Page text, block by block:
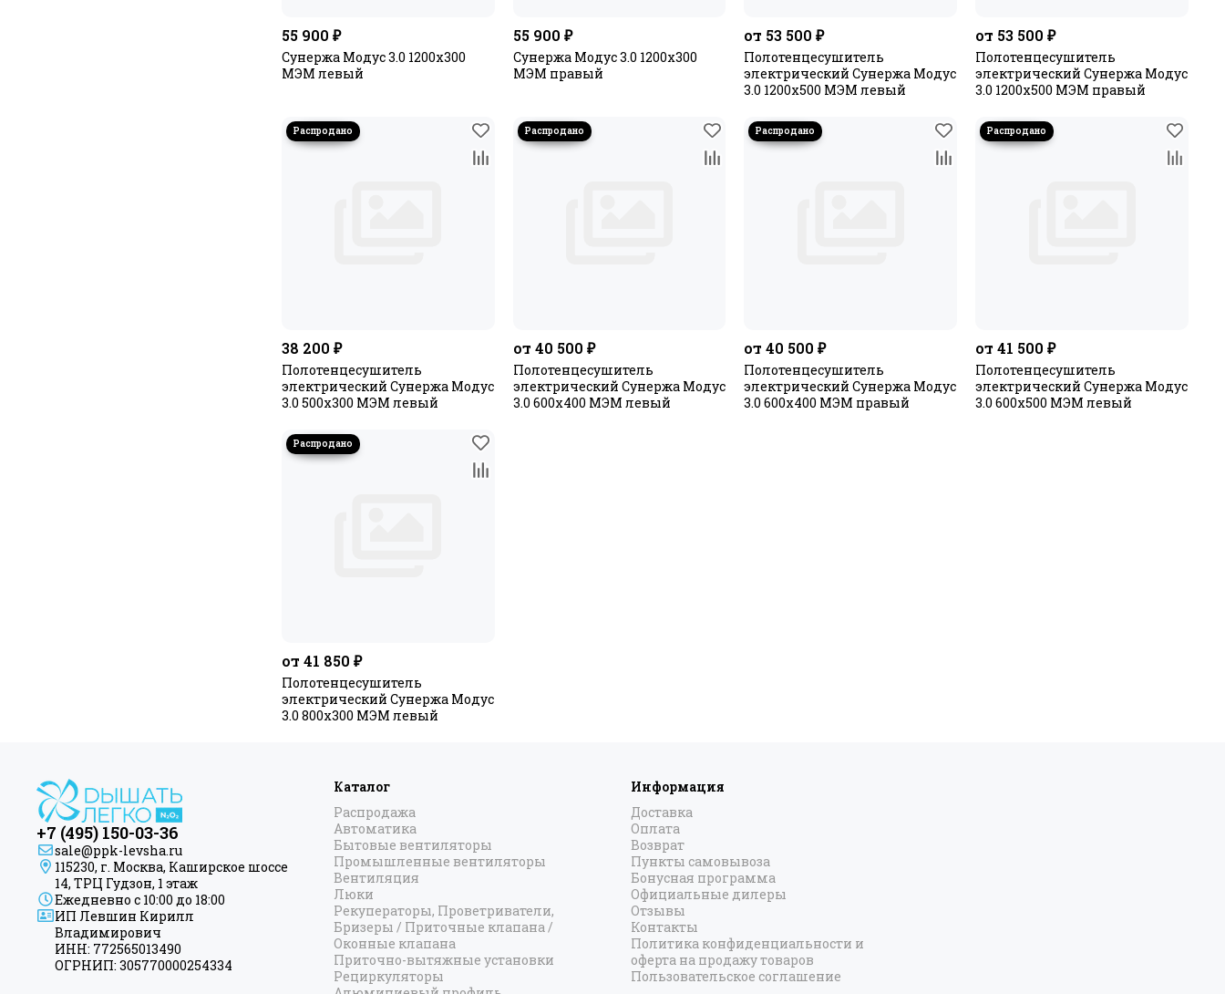
55 900 ₽
Сунержа Модус 3.0 1200x300
МЭМ левый
55 900 ₽
Сунержа Модус 3.0 1200x300
МЭМ правый
от 53 500 ₽
Полотенцесушитель
электрический Сунержа Модус
3.0 1200х500 МЭМ левый
от 53 500 ₽
Полотенцесушитель
электрический Сунержа Модус
3.0 1200х500 МЭМ правый
38 200 ₽
Полотенцесушитель
электрический Сунержа Модус
3.0 500x300 МЭМ левый
от 40 500 ₽
Полотенцесушитель
электрический Сунержа Модус
3.0 600х400 МЭМ левый
от 40 500 ₽
Полотенцесушитель
электрический Сунержа Модус
3.0 600х400 МЭМ правый
от 41 500 ₽
Полотенцесушитель
электрический Сунержа Модус
3.0 600х500 МЭМ левый
от 41 850 ₽
Полотенцесушитель
электрический Сунержа Модус
3.0 800x300 МЭМ левый
+7 (495) 150-03-36
sale@ppk-levsha.ru
115230, г. Москва, Каширское шоссе
14, ТРЦ Гудзон, 1 этаж
Ежедневно с 10:00 до 18:00
ИП Левшин Кирилл
Владимирович
ИНН: 772565013490
ОГРНИП: 305770000254334
Каталог
Распродажа
Автоматика
Бытовые вентиляторы
Промышленные вентиляторы
Вентиляция
Люки
Рекуператоры, Проветриватели,
Бризеры / Приточные клапана /
Оконные клапана
Приточно-вытяжные установки
Рециркуляторы
Информация
Доставка
Оплата
Возврат
Пункты самовывоза
Бонусная программа
Официальные дилеры
Отзывы
Контакты
Политика конфиденциальности и
оферта на продажу товаров
Пользовательское соглашение